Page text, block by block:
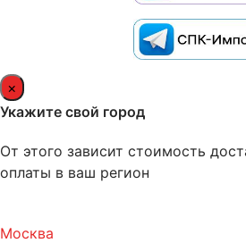
×
Укажите свой город
От этого зависит стоимость
оплаты в ваш регион
Москва